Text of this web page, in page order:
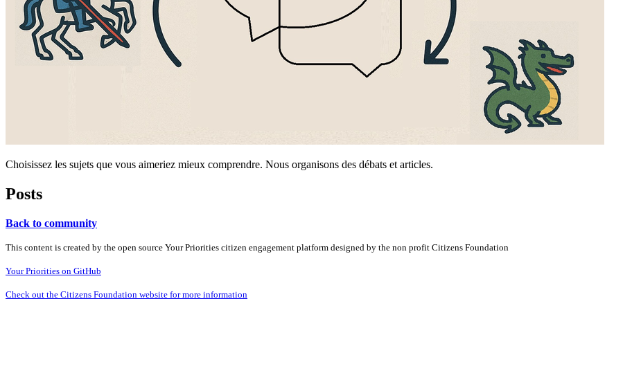
Choisissez les sujets que vous aimeriez mieux comprendre. Nous organisons des débats et articles.
Posts
Back to community
This content is created by the open source Your Priorities citizen engagement platform designed by the non profit Citizens Foundation
Your Priorities on GitHub
Check out the Citizens Foundation website for more information